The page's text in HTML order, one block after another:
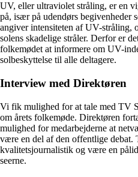
UV, eller ultraviolet stråling, er en
på, især på udendørs begivenheder
angiver intensiteten af UV-stråling,
solens skadelige stråler. Derfor er
folkemødet at informere om UV-
solbeskyttelse til alle deltagere.
Interview med Direktøren
Vi fik mulighed for at tale med TV
om årets folkemøde. Direktøren
mulighed for medarbejderne at
være en del af den offentlige debat.
kvalitetsjournalistik og være en
seerne.